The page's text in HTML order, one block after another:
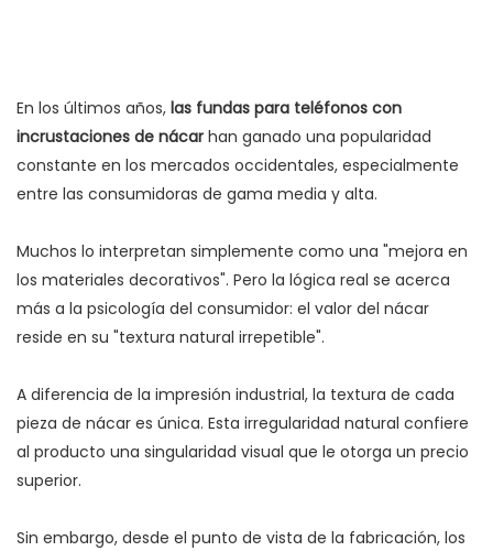
En los últimos años, las fundas para teléfonos con
incrustaciones de nácar han ganado una popularidad
constante en los mercados occidentales, especialmente
entre las consumidoras de gama media y alta.
Muchos lo interpretan simplemente como una "mejora en
los materiales decorativos". Pero la lógica real se acerca
más a la psicología del consumidor: el valor del nácar
reside en su "textura natural irrepetible".
A diferencia de la impresión industrial, la textura de cada
pieza de nácar es única. Esta irregularidad natural confiere
al producto una singularidad visual que le otorga un precio
superior.
Sin embargo, desde el punto de vista de la fabricación, los